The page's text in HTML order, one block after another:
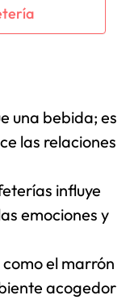
una bebida; es
las relaciones
influye
emociones y
como el marrón
acogedor